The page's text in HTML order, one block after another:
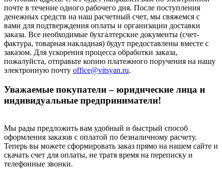
почте в течение одного рабочего дня. После поступления
денежных средств на наш расчетный счет, мы свяжемся с
вами для подтверждения оплаты и организации доставки
заказа. Все необходимые бухгалтерские документы (счет-
фактура, товарная накладная) будут предоставлены вместе с
заказом. Для ускорения процесса обработки заказа,
пожалуйста, отправьте копию платежного поручения на нашу
электронную почту office@vitsyan.ru.
Уважаемые покупатели – юридические лица и
индивидуальные предприниматели!
Мы рады предложить вам удобный и быстрый способ
оформления заказов с оплатой по безналичному расчету.
Теперь вы можете сформировать заказ прямо на нашем сайте и
скачать счет для оплаты, не тратя время на переписку и
телефонные звонки.